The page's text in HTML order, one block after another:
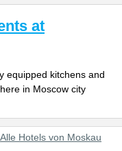
at
equipped kitchens and
in Moscow city
Alle Hotels von Moskau